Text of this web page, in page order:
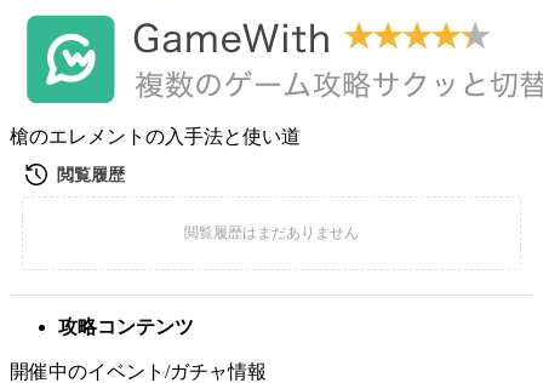
槍のエレメントの入手法と使い道
攻略コンテンツ
開催中のイベント/ガチャ情報